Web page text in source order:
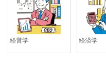
経営学 経済学